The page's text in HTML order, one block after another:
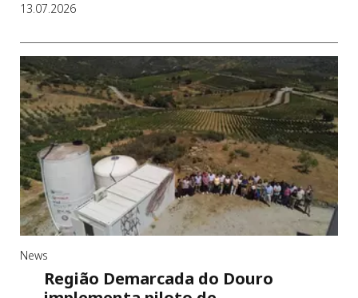
13.07.2026
News
Região Demarcada do Douro